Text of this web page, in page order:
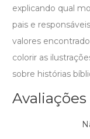
explicando qual
pais e
valores
colorir as
sobre histórias
Avaliações